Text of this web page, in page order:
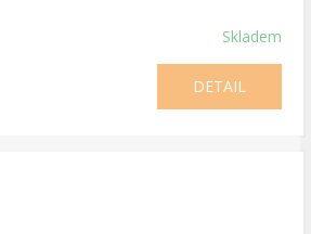
Skladem
DETAIL